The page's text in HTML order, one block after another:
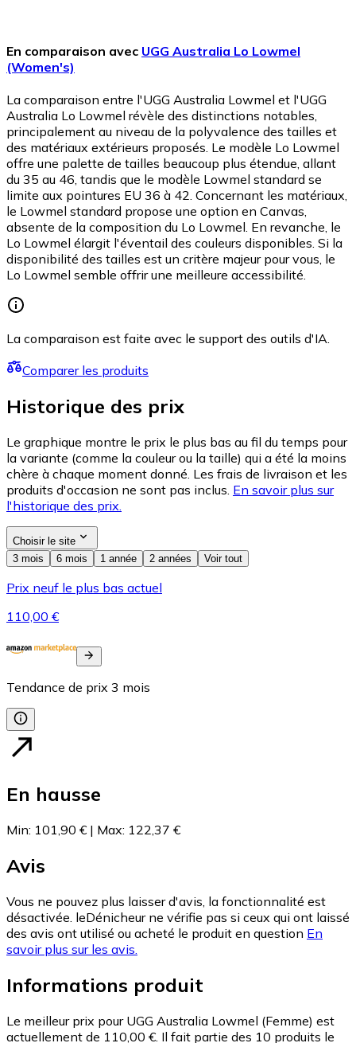
En comparaison avec UGG Australia Lo Lowmel
(Women's)
La comparaison entre l'UGG Australia Lowmel et l'UGG
Australia Lo Lowmel révèle des distinctions notables,
principalement au niveau de la polyvalence des tailles et
des matériaux extérieurs proposés. Le modèle Lo Lowmel
offre une palette de tailles beaucoup plus étendue, allant
du 35 au 46, tandis que le modèle Lowmel standard se
limite aux pointures EU 36 à 42. Concernant les matériaux,
le Lowmel standard propose une option en Canvas,
absente de la composition du Lo Lowmel. En revanche, le
Lo Lowmel élargit l'éventail des couleurs disponibles. Si la
disponibilité des tailles est un critère majeur pour vous, le
Lo Lowmel semble offrir une meilleure accessibilité.
La comparaison est faite avec le support des outils d'IA.
Comparer les produits
Historique des prix
Le graphique montre le prix le plus bas au fil du temps pour
la variante (comme la couleur ou la taille) qui a été la moins
chère à chaque moment donné. Les frais de livraison et les
produits d'occasion ne sont pas inclus. En savoir plus sur
l'historique des prix.
Choisir le site
3 mois
6 mois 1 année 2 années Voir tout
Prix neuf le plus bas actuel
110,00 €
Tendance de prix 3 mois
En hausse
Min: 101,90 € | Max: 122,37 €
Avis
Vous ne pouvez plus laisser d'avis, la fonctionnalité est
désactivée. leDénicheur ne vérifie pas si ceux qui ont laissé
des avis ont utilisé ou acheté le produit en question En
savoir plus sur les avis.
Informations produit
Le meilleur prix pour UGG Australia Lowmel (Femme) est
actuellement de 110,00 €. Il fait partie des 10 produits le